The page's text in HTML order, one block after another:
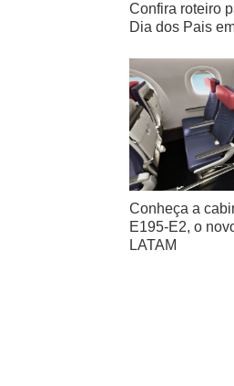
Confira roteiro
Dia dos Pais
Conheça a
E195-E2, o
LATAM